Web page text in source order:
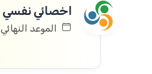
اخصائي نفسي
الموعد النهائي: 17/08/